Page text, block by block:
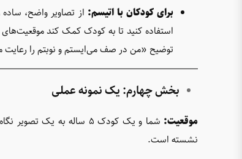
برای کودکان با اتیسم: از تصاویر واضح،
استفاده کنید تا به کودک کمک کند
توضیح «من در صف می‌ایستم و نوبتم را
بخش چهارم: یک نمونه عملی
موقعیت:
شما و یک کودک ۵ ساله
نشسته است.